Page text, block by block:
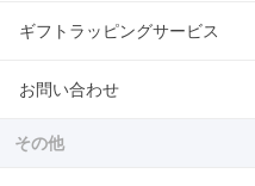
ギフトラッピングサービス
お問い合わせ
その他